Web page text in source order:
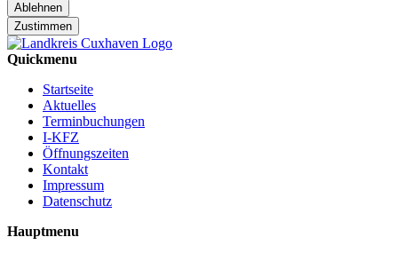
Ablehnen
Zustimmen
Quickmenu
Startseite
Aktuelles
Terminbuchungen
I-KFZ
Öffnungszeiten
Kontakt
Impressum
Datenschutz
Hauptmenu